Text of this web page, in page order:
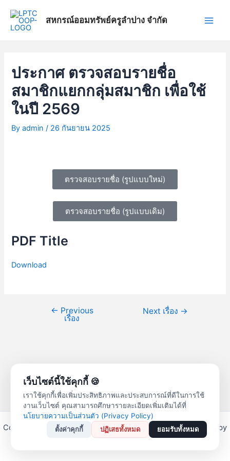
content
สหกรณ์ออมทรัพย์ครูลำปาง จำกัด
ประกาศ ตรวจสอบรายชื่อ
สมาชิกแยกกลุ่มสมาชิก เพื่อใช้
ในปี 2569
Byadmin/ 26 กันยายน 2025
ตรวจสอบรายชื่อ (รูปแบบใหม่)
ตรวจสอบรายชื่อ (รูปแบบเดิม)
PDF Title
Download
เรื่อง
← Previous
เรื่อง
Next เรื่อง →
Copyright © 2026 สหกรณ์ออมทรัพย์ครูลำปาง จำกัด | Powered by
Astra WordPress Theme
เว็บไซต์นี้ใช้คุกกี้ 🍪
เราใช้คุกกี้เพื่อเพิ่มประสิทธิภาพและประสบการณ์ที่ดีในการใช้
งานเว็บไซต์ คุณสามารถศึกษารายละเอียดเพิ่มเติมได้ที่
นโยบายความเป็นส่วนตัว (Privacy Policy)
ตั้งค่าคุกกี้
ปฏิเสธทั้งหมด ยอมรับทั้งหมด